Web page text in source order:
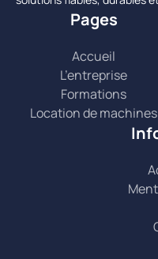
Pages
Accueil
L’entreprise
Formations
Location de machines